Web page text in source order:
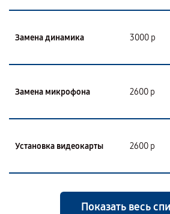
Замена динамика 3000 р
Замена микрофона 2600 р
Установка видеокарты 2600 р
Показать весь